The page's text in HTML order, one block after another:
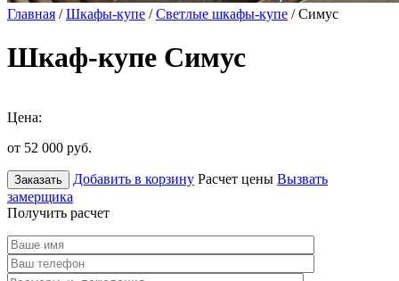
Главная /Шкафы-купе /Светлые шкафы-купе / Симус
Шкаф-купе Симус
Цена:
от 52 000 руб.
Заказать Добавить в корзину Расчет цены Вызвать
замерщика
Получить расчет